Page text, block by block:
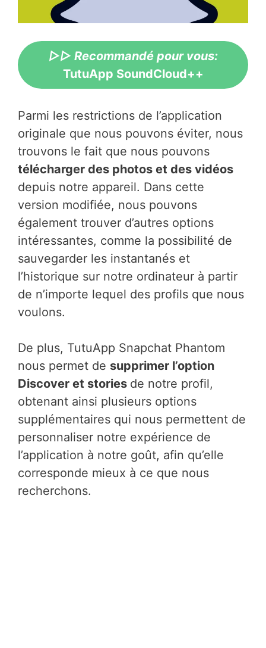
▷▷ Recommandé pour vous:
TutuApp SoundCloud++
Parmi les restrictions de l’application
originale que nous pouvons éviter, nous
trouvons le fait que nous pouvons
télécharger des photos et des vidéos
depuis notre appareil. Dans cette
version modifiée, nous pouvons
également trouver d’autres options
intéressantes, comme la possibilité de
sauvegarder les instantanés et
l’historique sur notre ordinateur à partir
de n’importe lequel des profils que nous
voulons.
De plus, TutuApp Snapchat Phantom
nous permet de supprimer l’option
Discover et stories de notre profil,
obtenant ainsi plusieurs options
supplémentaires qui nous permettent de
personnaliser notre expérience de
l’application à notre goût, afin qu’elle
corresponde mieux à ce que nous
recherchons.